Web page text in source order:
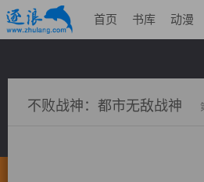
首页 书库 动漫
不败战神：都市无敌战神